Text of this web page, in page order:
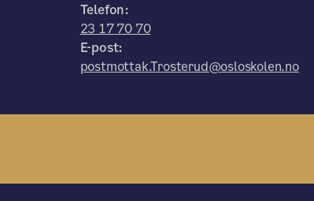
Telefon:
23 17 70 70
E-post:
postmottak.Trosterud@osloskolen.no